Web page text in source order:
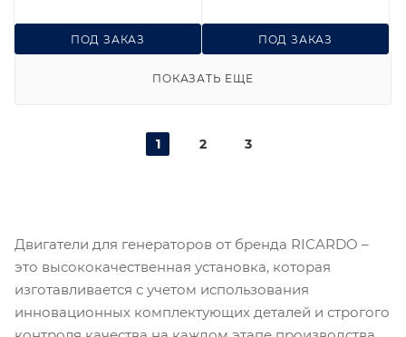
ПОД ЗАКАЗ ПОД ЗАКАЗ
ПОКАЗАТЬ ЕЩЕ
1 2 3
Двигатели для генераторов от бренда RICARDO –
это высококачественная установка, которая
изготавливается с учетом использования
инновационных комплектующих деталей и строгого